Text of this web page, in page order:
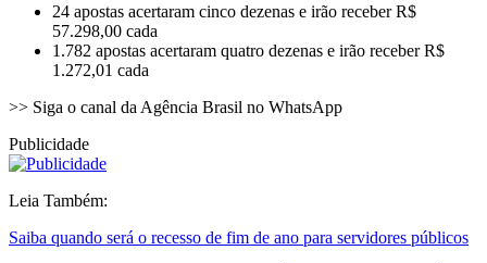
24 apostas acertaram cinco dezenas e irão receber R$
57.298,00 cada
1.782 apostas acertaram quatro dezenas e irão receber R$
1.272,01 cada
>> Siga o canal da Agência Brasil no WhatsApp
Publicidade
Leia Também:
Saiba quando será o recesso de fim de ano para servidores públicos